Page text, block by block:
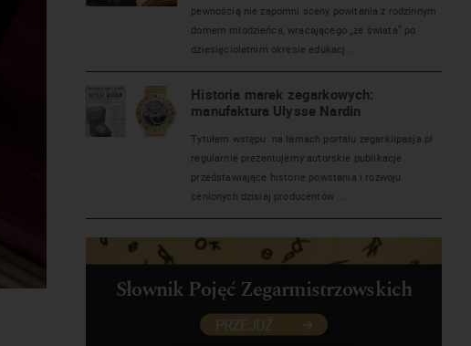
pewnością nie zapomni sceny powitania z rodzinnym
domem młodzieńca, wracającego „ze świata” po
dziesięcioletnim okresie edukacj ...
Historia marek zegarkowych:
manufaktura Ulysse Nardin
Tytułem wstępu: na łamach portalu zegarkiipasja.pl
regularnie prezentujemy autorskie publikacje
przedstawiające historie powstania i rozwoju
cenionych dzisiaj producentów ...
Słownik Pojęć Zegarmistrzowskich
PRZEJDŹ